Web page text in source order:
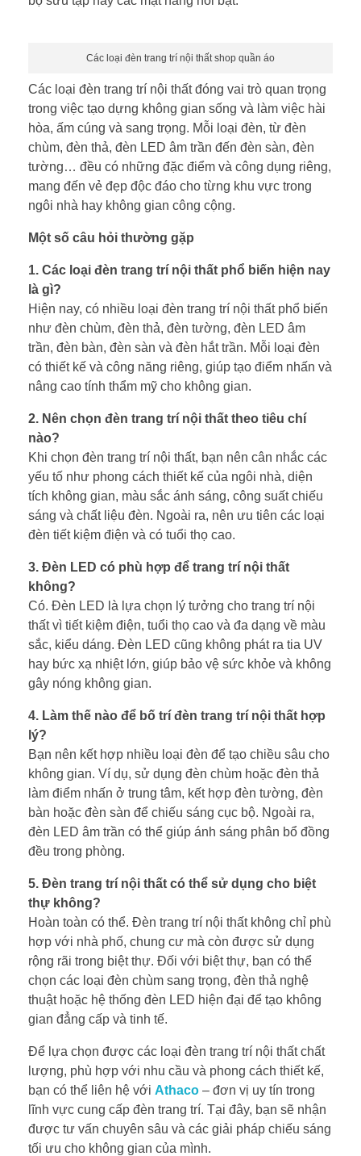
Các loại đèn trang trí nội thất shop quần áo
Các loại đèn trang trí nội thất đóng vai trò quan trọng
trong việc tạo dựng không gian sống và làm việc hài
hòa, ấm cúng và sang trọng. Mỗi loại đèn, từ đèn
chùm, đèn thả, đèn LED âm trần đến đèn sàn, đèn
tường… đều có những đặc điểm và công dụng riêng,
mang đến vẻ đẹp độc đáo cho từng khu vực trong
ngôi nhà hay không gian công cộng.
Một số câu hỏi thường gặp
1. Các loại đèn trang trí nội thất phổ biến hiện nay
là gì?
Hiện nay, có nhiều loại đèn trang trí nội thất phổ biến
như đèn chùm, đèn thả, đèn tường, đèn LED âm
trần, đèn bàn, đèn sàn và đèn hắt trần. Mỗi loại đèn
có thiết kế và công năng riêng, giúp tạo điểm nhấn và
nâng cao tính thẩm mỹ cho không gian.
2. Nên chọn đèn trang trí nội thất theo tiêu chí
nào?
Khi chọn đèn trang trí nội thất, bạn nên cân nhắc các
yếu tố như phong cách thiết kế của ngôi nhà, diện
tích không gian, màu sắc ánh sáng, công suất chiếu
sáng và chất liệu đèn. Ngoài ra, nên ưu tiên các loại
đèn tiết kiệm điện và có tuổi thọ cao.
3. Đèn LED có phù hợp để trang trí nội thất
không?
Có. Đèn LED là lựa chọn lý tưởng cho trang trí nội
thất vì tiết kiệm điện, tuổi thọ cao và đa dạng về màu
sắc, kiểu dáng. Đèn LED cũng không phát ra tia UV
hay bức xạ nhiệt lớn, giúp bảo vệ sức khỏe và không
gây nóng không gian.
4. Làm thế nào để bố trí đèn trang trí nội thất hợp
lý?
Bạn nên kết hợp nhiều loại đèn để tạo chiều sâu cho
không gian. Ví dụ, sử dụng đèn chùm hoặc đèn thả
làm điểm nhấn ở trung tâm, kết hợp đèn tường, đèn
bàn hoặc đèn sàn để chiếu sáng cục bộ. Ngoài ra,
đèn LED âm trần có thể giúp ánh sáng phân bổ đồng
đều trong phòng.
5. Đèn trang trí nội thất có thể sử dụng cho biệt
thự không?
Hoàn toàn có thể. Đèn trang trí nội thất không chỉ phù
hợp với nhà phố, chung cư mà còn được sử dụng
rộng rãi trong biệt thự. Đối với biệt thự, bạn có thể
chọn các loại đèn chùm sang trọng, đèn thả nghệ
thuật hoặc hệ thống đèn LED hiện đại để tạo không
gian đẳng cấp và tinh tế.
Để lựa chọn được các loại đèn trang trí nội thất chất
lượng, phù hợp với nhu cầu và phong cách thiết kế,
bạn có thể liên hệ với Athaco – đơn vị uy tín trong
lĩnh vực cung cấp đèn trang trí. Tại đây, bạn sẽ nhận
được tư vấn chuyên sâu và các giải pháp chiếu sáng
tối ưu cho không gian của mình.